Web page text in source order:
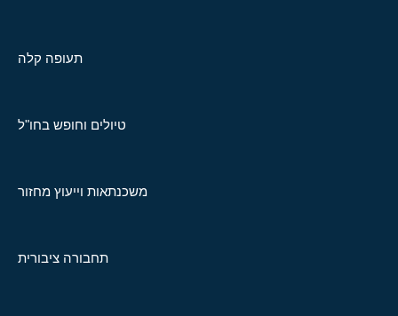
תעופה קלה
טיולים וחופש בחו"ל
משכנתאות וייעוץ מחזור
תחבורה ציבורית